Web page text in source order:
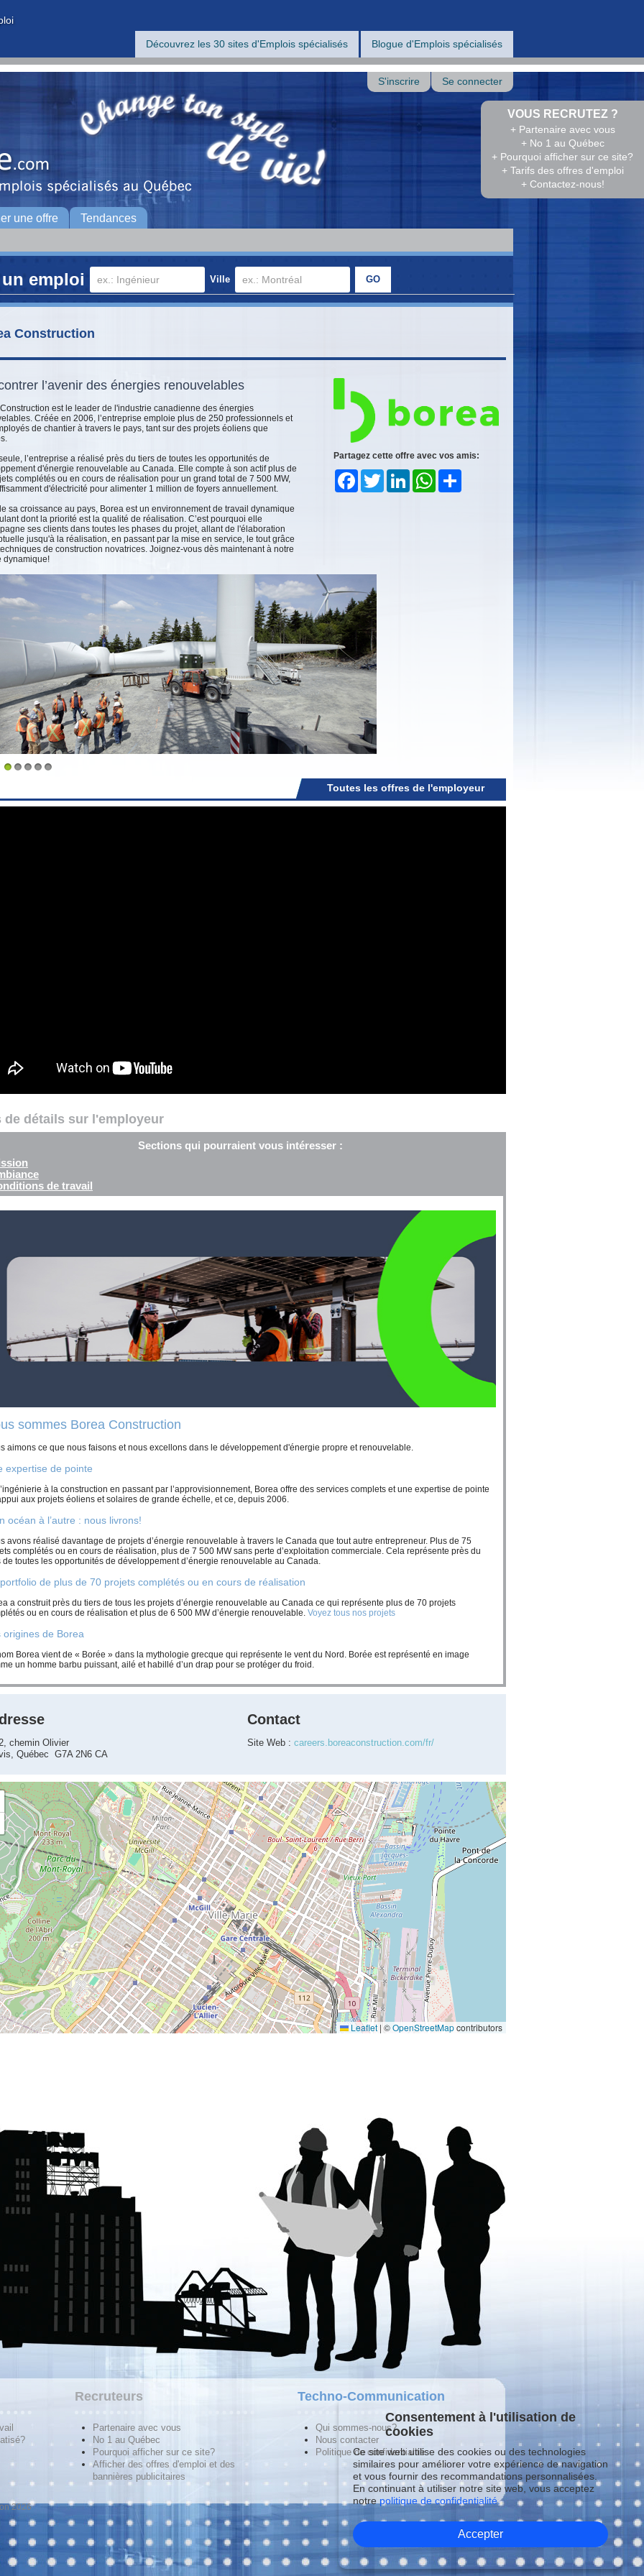
Découvrez les 30 sites d'Emplois spécialisés Blogue d'Emplois spécialisés
VOUS RECRUTEZ ?
+ Partenaire avec vous
+ No 1 au Québec
+ Pourquoi afficher sur ce site?
+ Tarifs des offres d'emploi
+ Contactez-nous!
S'inscrire Se connecter
une offre Tendances
emploi Ville
Construction
l’avenir des énergies renouvelables
est le leader de l'industrie canadienne des énergies
Créée en 2006, l’entreprise emploie plus de 250 professionnels et
de chantier à travers le pays, tant sur des projets éoliens que
l’entreprise a réalisé près du tiers de toutes les opportunités de
d'énergie renouvelable au Canada. Elle compte à son actif plus de
complétés ou en cours de réalisation pour un grand total de 7 500 MW,
d'électricité pour alimenter 1 million de foyers annuellement.
sa croissance au pays, Borea est un environnement de travail dynamique
dont la priorité est la qualité de réalisation. C’est pourquoi elle
ses clients dans toutes les phases du projet, allant de l'élaboration
jusqu'à la réalisation, en passant par la mise en service, le tout grâce
de construction novatrices. Joignez-vous dès maintenant à notre
dynamique!
Partagez cette offre avec vos amis:
FacebookTwitter LinkedInWhatsApp
Toutes les offres de l'employeur
de détails sur l'employeur
Sections qui pourraient vous intéresser :
de travail
sommes Borea Construction
aimons ce que nous faisons et nous excellons dans le développement d'énergie propre et renouvelable.
expertise de pointe
à la construction en passant par l’approvisionnement, Borea offre des services complets et une expertise de pointe
aux projets éoliens et solaires de grande échelle, et ce, depuis 2006.
océan à l’autre : nous livrons!
avons réalisé davantage de projets d’énergie renouvelable à travers le Canada que tout autre entrepreneur. Plus de 75
complétés ou en cours de réalisation, plus de 7 500 MW sans perte d’exploitation commerciale. Cela représente près du
de toutes les opportunités de développement d’énergie renouvelable au Canada.
de plus de 70 projets complétés ou en cours de réalisation
a construit près du tiers de tous les projets d’énergie renouvelable au Canada ce qui représente plus de 70 projets
ou en cours de réalisation et plus de 6 500 MW d’énergie renouvelable. Voyez tous nos projets
origines de Borea
Borea vient de « Borée » dans la mythologie grecque qui représente le vent du Nord. Borée est représenté en image
un homme barbu puissant, ailé et habillé d’un drap pour se protéger du froid.
chemin Olivier
Québec G7A 2N6 CA
Contact
Site Web : careers.boreaconstruction.com/fr/
Leaflet | ©OpenStreetMapcontributors
Recruteurs
Partenaire avec vous
No 1 au Québec
Pourquoi afficher sur ce site?
Afficher des offres d'emploi et des
bannières publicitaires
Techno-Communication
Qui sommes-nous?
Nous contacter
Politique de confidentialité
2026
Consentement à l'utilisation de
cookies
Ce site web utilise des cookies ou des technologies
similaires pour améliorer votre expérience de navigation
et vous fournir des recommandations personnalisées.
En continuant à utiliser notre site web, vous acceptez
notre politique de confidentialité.
Accepter